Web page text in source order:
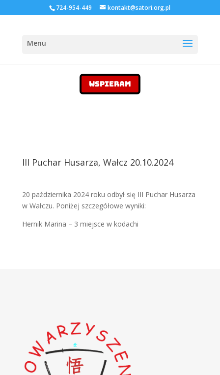
724-954-449 kontakt@satori.org.pl
WSPIERAM
III Puchar Husarza, Wałcz 20.10.2024
20 października 2024 roku odbył się III Puchar Husarza
w Wałczu. Poniżej szczegółowe wyniki:
Hernik Marina – 3 miejsce w kodachi